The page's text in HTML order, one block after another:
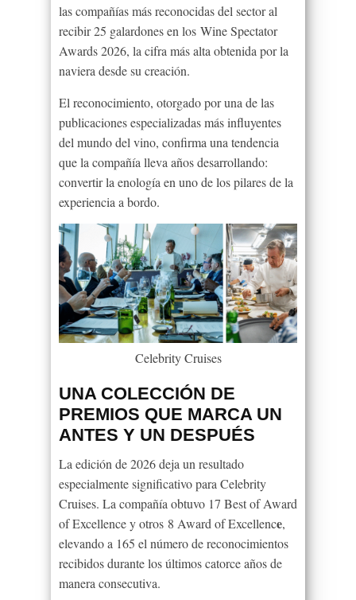
las compañías más reconocidas del sector al
recibir 25 galardones en los Wine Spectator
Awards 2026, la cifra más alta obtenida por la
naviera desde su creación.
El reconocimiento, otorgado por una de las
publicaciones especializadas más influyentes
del mundo del vino, confirma una tendencia
que la compañía lleva años desarrollando:
convertir la enología en uno de los pilares de la
experiencia a bordo.
Celebrity Cruises
UNA COLECCIÓN DE
PREMIOS QUE MARCA UN
ANTES Y UN DESPUÉS
La edición de 2026 deja un resultado
especialmente significativo para Celebrity
Cruises. La compañía obtuvo 17 Best of Award
of Excellence y otros 8 Award of Excellence,
elevando a 165 el número de reconocimientos
recibidos durante los últimos catorce años de
manera consecutiva.